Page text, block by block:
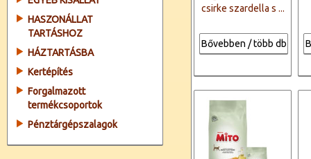
HASZONÁLLAT
TARTÁSHOZ
HÁZTARTÁSBA
Kertépítés
Forgalmazott
termékcsoportok
Pénztárgépszalagok
csirke szardella s ...
Bővebben / több db